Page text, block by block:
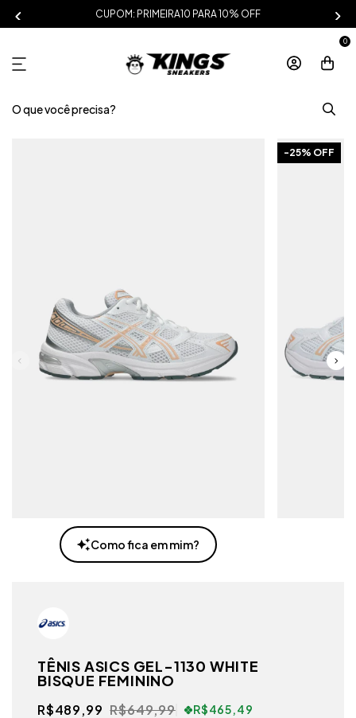
CUPOM: PRIMEIRA10 PARA 10% OFF
0
-25% OFF
Como fica em mim?
TÊNIS ASICS GEL-1130 WHITE
BISQUE FEMININO
R$489,99 R$649,99
R$465,49